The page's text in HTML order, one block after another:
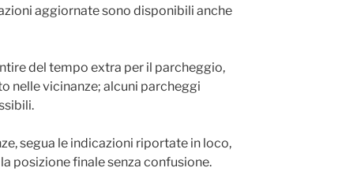
aggiornate sono disponibili anche
del tempo extra per il parcheggio,
nelle vicinanze; alcuni parcheggi
segua le indicazioni riportate in loco,
posizione finale senza confusione.